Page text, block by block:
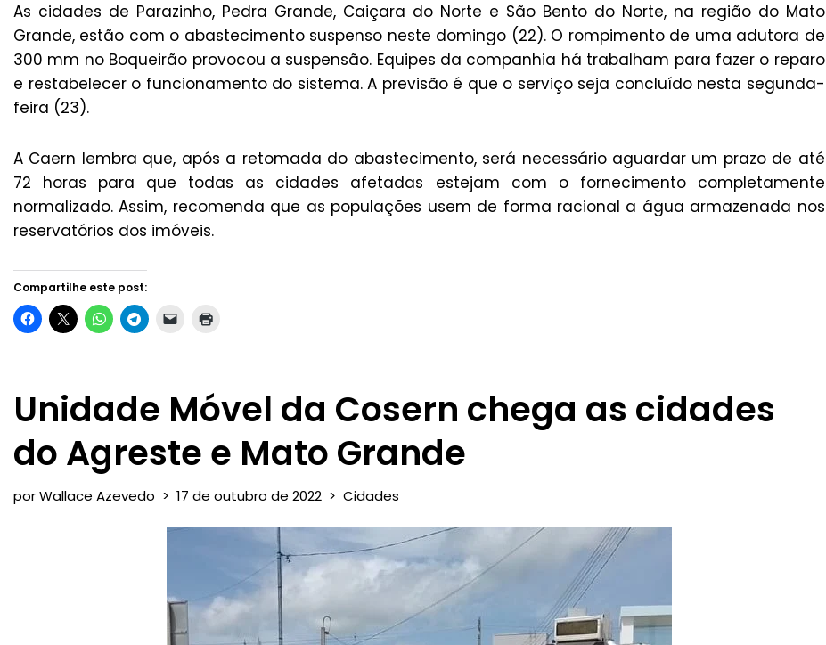
As cidades de Parazinho, Pedra Grande, Caiçara do Norte e São Bento do Norte, na região do Mato
Grande, estão com o abastecimento suspenso neste domingo (22). O rompimento de uma adutora de
300 mm no Boqueirão provocou a suspensão. Equipes da companhia há trabalham para fazer o reparo
e restabelecer o funcionamento do sistema. A previsão é que o serviço seja concluído nesta segunda-
feira (23).
A Caern lembra que, após a retomada do abastecimento, será necessário aguardar um prazo de até
72 horas para que todas as cidades afetadas estejam com o fornecimento completamente
normalizado. Assim, recomenda que as populações usem de forma racional a água armazenada nos
reservatórios dos imóveis.
Compartilhe este post:
Unidade Móvel da Cosern chega as cidades
do Agreste e Mato Grande
porWallace Azevedo 17 de outubro de 2022 Cidades